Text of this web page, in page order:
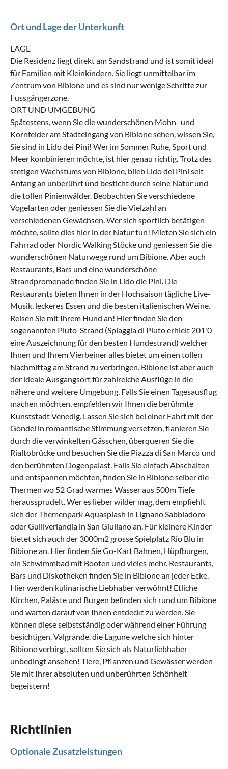
Ort und Lage der Unterkunft
LAGE
Die Residenz liegt direkt am Sandstrand und ist somit ideal
für Familien mit Kleinkindern. Sie liegt unmittelbar im
Zentrum von Bibione und es sind nur wenige Schritte zur
Fussgängerzone.
ORT UND UMGEBUNG
Spätestens, wenn Sie die wunderschönen Mohn- und
Kornfelder am Stadteingang von Bibione sehen, wissen Sie,
Sie sind in Lido dei Pini! Wer im Sommer Ruhe, Sport und
Meer kombinieren möchte, ist hier genau richtig. Trotz des
stetigen Wachstums von Bibione, blieb Lido dei Pini seit
Anfang an unberührt und besticht durch seine Natur und
die tollen Pinienwälder. Beobachten Sie verschiedene
Vogelarten oder geniessen Sie die Vielzahl an
verschiedenen Gewächsen. Wer sich sportlich betätigen
möchte, sollte dies hier in der Natur tun! Mieten Sie sich ein
Fahrrad oder Nordic Walking Stöcke und geniessen Sie die
wunderschönen Naturwege rund um Bibione. Aber auch
Restaurants, Bars und eine wunderschöne
Strandpromenade finden Sie in Lido die Pini. Die
Restaurants bieten Ihnen in der Hochsaison tägliche Live-
Musik, leckeres Essen und die besten italienischen Weine.
Reisen Sie mit Ihrem Hund an! Hier finden Sie den
sogenannten Pluto-Strand (Spiaggia di Pluto erhielt 201'0
eine Auszeichnung für den besten Hundestrand) welcher
Ihnen und Ihrem Vierbeiner alles bietet um einen tollen
Nachmittag am Strand zu verbringen. Bibione ist aber auch
der ideale Ausgangsort für zahlreiche Ausflüge in die
nähere und weitere Umgebung. Falls Sie einen Tagesausflug
machen möchten, empfehlen wir Ihnen die berühmte
Kunststadt Venedig. Lassen Sie sich bei einer Fahrt mit der
Gondel in romantische Stimmung versetzen, flanieren Sie
durch die verwinkelten Gässchen, überqueren Sie die
Rialtobrücke und besuchen Sie die Piazza di San Marco und
den berühmten Dogenpalast. Falls Sie einfach Abschalten
und entspannen möchten, finden Sie in Bibione selber die
Thermen wo 52 Grad warmes Wasser aus 500m Tiefe
heraussprudelt. Wer es lieber wilder mag, dem empfiehlt
sich der Themenpark Aquasplash in Lignano Sabbiadoro
oder Gulliverlandia in San Giuliano an. Für kleinere Kinder
bietet sich auch der 3000m2 grosse Spielplatz Rio Blu in
Bibione an. Hier finden Sie Go-Kart Bahnen, Hüpfburgen,
ein Schwimmbad mit Booten und vieles mehr. Restaurants,
Bars und Diskotheken finden Sie in Bibione an jeder Ecke.
Hier werden kulinarische Liebhaber verwöhnt! Etliche
Kirchen, Paläste und Burgen befinden sich rund um Bibione
und warten darauf von Ihnen entdeckt zu werden. Sie
können diese selbstständig oder während einer Führung
besichtigen. Valgrande, die Lagune welche sich hinter
Bibione verbirgt, sollten Sie sich als Naturliebhaber
unbedingt ansehen! Tiere, Pflanzen und Gewässer werden
Sie mit Ihrer absoluten und unberührten Schönheit
begeistern!
Richtlinien
Optionale Zusatzleistungen